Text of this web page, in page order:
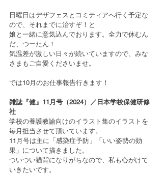
日曜日はデザフェスとコミティアへ行く予定な
ので、それまでに治すぞ！と
娘と一緒に意気込んでおります。全力で休むん
だ、つーたん！
気温差が激しい日々が続いていますので、みな
さまもご自愛くださいませ。
では10月のお仕事報告行きます！
雑誌『健』11月号（2024）／日本学校保健研修
社
学校の養護教諭向けのイラスト集のイラストを
毎月担当させて頂いています。
11月号は主に「感染症予防」「いい姿勢の効
果」について描きました。
ついつい猫背になりがちなので、私も心がけて
いきたいです。